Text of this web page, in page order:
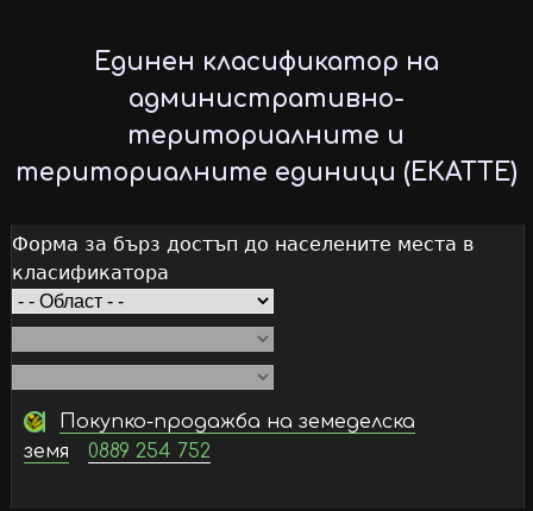
to
main
content
Единен класификатор на
административно-
териториалните и
териториалните единици (ЕКАТТЕ)
Форма за бърз достъп до населените места в
класификатора
Покупко-продажба на земеделска
земя
0889 254 752